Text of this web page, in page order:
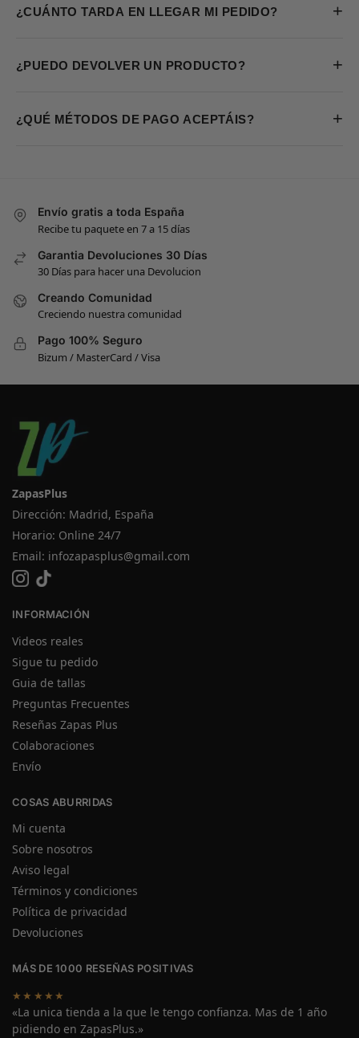
¿CUÁNTO TARDA EN LLEGAR MI PEDIDO? +
¿PUEDO DEVOLVER UN PRODUCTO? +
¿QUÉ MÉTODOS DE PAGO ACEPTÁIS? +
Envío gratis a toda España
Recibe tu paquete en 7 a 15 días
Garantia Devoluciones 30 Días
30 Días para hacer una Devolucion
Creando Comunidad
Creciendo nuestra comunidad
Pago 100% Seguro
Bizum / MasterCard / Visa
ZapasPlus
Dirección: Madrid, España
Horario: Online 24/7
Email: infozapasplus@gmail.com
INFORMACIÓN
Videos reales
Sigue tu pedido
Guia de tallas
Preguntas Frecuentes
Reseñas Zapas Plus
Colaboraciones
Envío
COSAS ABURRIDAS
Mi cuenta
Sobre nosotros
Aviso legal
Términos y condiciones
Política de privacidad
Devoluciones
MÁS DE 1000 RESEÑAS POSITIVAS
★★★★★
«La unica tienda a la que le tengo confianza. Mas de 1 año
pidiendo en ZapasPlus.»